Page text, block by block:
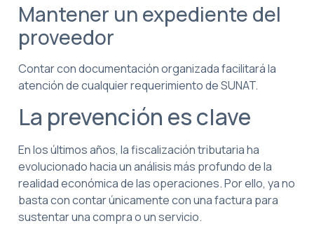
Mantener un expediente del
proveedor
Contar con documentación organizada facilitará la
atención de cualquier requerimiento de SUNAT.
La prevención es clave
En los últimos años, la fiscalización tributaria ha
evolucionado hacia un análisis más profundo de la
realidad económica de las operaciones. Por ello, ya no
basta con contar únicamente con una factura para
sustentar una compra o un servicio.